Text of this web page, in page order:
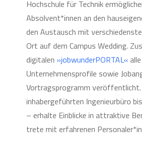
Hochschule für Technik
Absolvent*innen an den
den Austausch mit
Ort auf dem Campus Wedding.
digitalen »jobwunderPORTAL«
Unternehmensprofile sowie
Vortragsprogramm veröffentlicht.
inhabergeführten Ingenieurbüro
– erhalte Einblicke in attraktive
trete mit erfahrenen